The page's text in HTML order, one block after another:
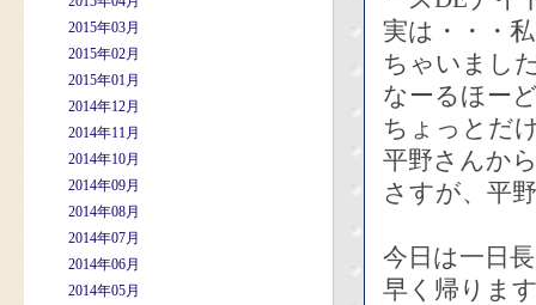
2015年03月
2015年02月
2015年01月
2014年12月
2014年11月
2014年10月
2014年09月
2014年08月
2014年07月
2014年06月
2014年05月
実は・・・
ちゃいまし
なーるほー
ちょっとだ
平野さんか
さすが、平
今日は一日
早く帰りま